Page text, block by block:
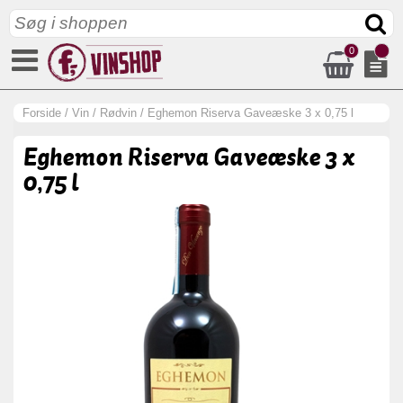
0
Forside / Vin / Rødvin / Eghemon Riserva Gaveæske 3 x 0,75 l
Eghemon Riserva Gaveæske 3 x
0,75 l